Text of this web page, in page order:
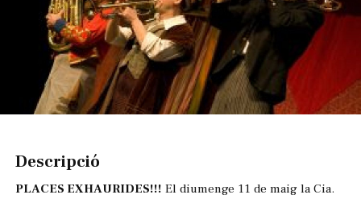
Descripció
PLACES EXHAURIDES!!! El diumenge 11 de maig la Cia.